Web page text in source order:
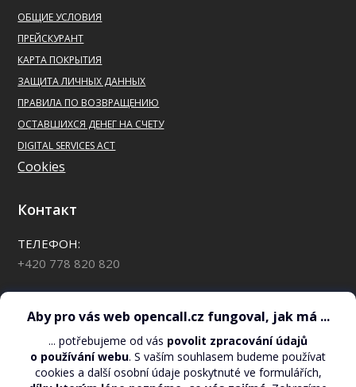
ОБЩИЕ УСЛОВИЯ
ПРЕЙСКУРАНТ
КАРТА ПОКРЫТИЯ
ЗАЩИТА ЛИЧНЫХ ДАННЫХ
ПРАВИЛА ПО ВОЗВРАЩЕНИЮ
ОСТАВШИХСЯ ДЕНЕГ НА СЧЕТУ
DIGITAL SERVICES ACT
Cookies
Контакт
ТЕЛЕФОН:
+420 778 820 820
*110*#